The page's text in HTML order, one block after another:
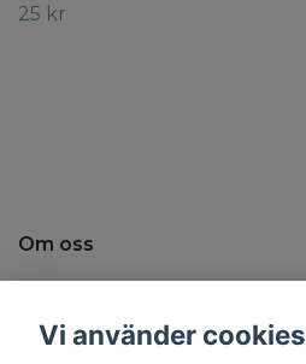
25 kr
Om oss
Vi använder cookies